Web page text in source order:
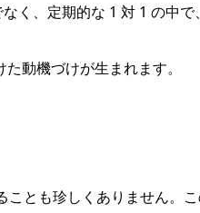
く、定期的な 1 対 1 の中
た動機づけが生まれます。
とも珍しくありません。